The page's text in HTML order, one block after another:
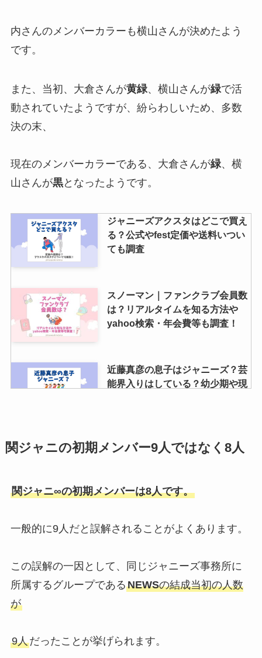
ドレス変更のやり方も調査
まれない口コミは本当？査定結果
やキャンセルについても調査
ートで紹介！メンバーカラーの決
め方も調査
ジャニーズの名義増やす方法は？
同じ名前や同じ住所・同じ端末で
できるのかも調査！
増子敦貴はジャニーズ出身なの？
デビューのきっかけは父親？噂の
理由やテニミュ出演も調査
内さんのメンバーカラーも横山さんが決めたよう
です。
また、当初、大倉さんが黄緑、横山さんが緑で活
動されていたようですが、紛らわしいため、多数
決の末、
現在のメンバーカラーである、大倉さんが緑、横
山さんが黒となったようです。
ジャニーズアクスタはどこで買え
る？公式やfest定価や送料いつい
ても調査
スノーマン｜ファンクラブ会員数
は？リアルタイムを知る方法や
yahoo検索・年会費等も調査！
近藤真彦の息子はジャニーズ？芸
能界入りはしている？幼少期や現
ヒロミの息子はジャニーズ所属？
メルカリ・捨てる・売ると後悔す
snowmanのスマホケース（私
関ジャニの初期メンバー9人ではなく8人
関ジャニ∞の初期メンバーは8人です。
一般的に9人だと誤解されることがよくあります。
この誤解の一因として、同じジャニーズ事務所に
所属するグループであるNEWSの結成当初の人数
が
9人だったことが挙げられます。